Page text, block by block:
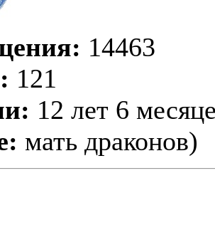
14463
121
12 лет 6
мать драконов)